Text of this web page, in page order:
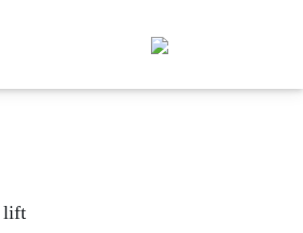
lift